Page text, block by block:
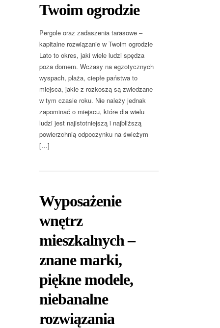
Twoim ogrodzie
Pergole oraz zadaszenia tarasowe –
kapitalne rozwiązanie w Twoim ogrodzie
Lato to okres, jaki wiele ludzi spędza
poza domem. Wczasy na egzotycznych
wyspach, plaża, ciepłe państwa to
miejsca, jakie z rozkoszą są zwiedzane
w tym czasie roku. Nie należy jednak
zapominać o miejscu, które dla wielu
ludzi jest najistotniejszą i najbliższą
powierzchnią odpoczynku na świeżym
[…]
Wyposażenie
wnętrz
mieszkalnych –
znane marki,
piękne modele,
niebanalne
rozwiązania